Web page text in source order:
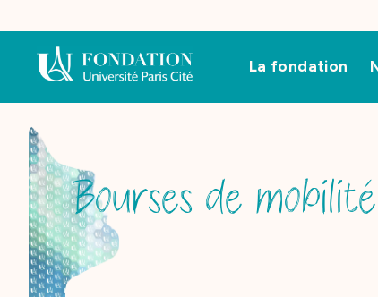
La fondation
Bourses de